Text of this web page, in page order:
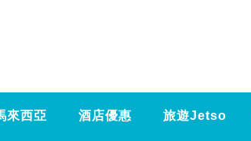
來西亞 酒店優惠 旅遊Jetso